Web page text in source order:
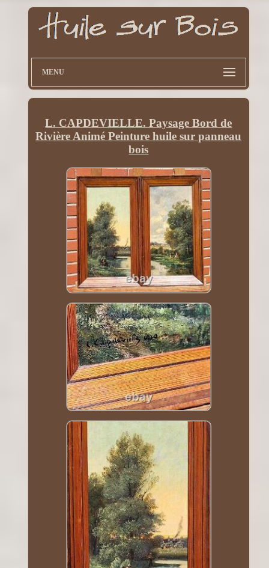
MENU
L. CAPDEVIELLE. Paysage Bord de
Rivière Animé Peinture huile sur panneau
bois